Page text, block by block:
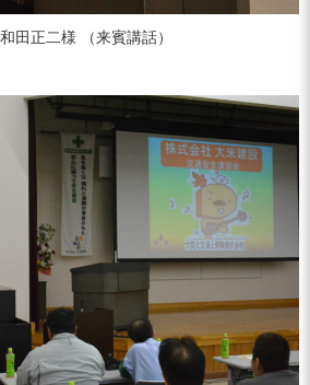
正二様 （来賓講話）